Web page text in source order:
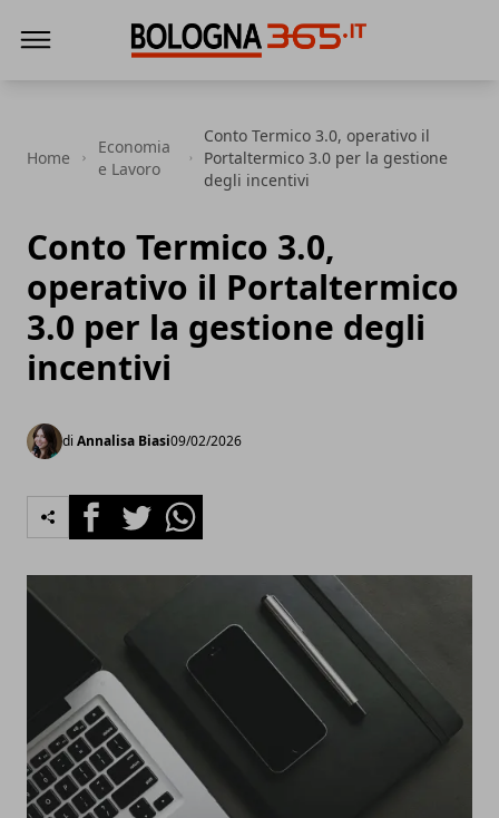
Home
Economia
e Lavoro
Conto Termico 3.0, operativo il
Portaltermico 3.0 per la gestione
degli incentivi
Conto Termico 3.0,
operativo il Portaltermico
3.0 per la gestione degli
incentivi
di Annalisa Biasi09/02/2026
FacebookTwitterWhatsapp